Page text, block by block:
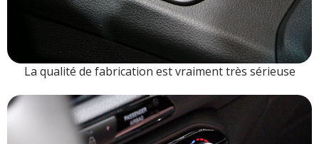
La qualité de fabrication est vraiment très sérieuse